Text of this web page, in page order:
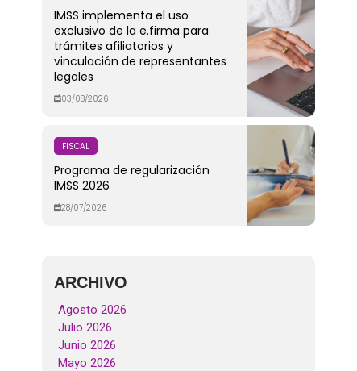
IMSS implementa el uso
exclusivo de la e.firma para
trámites afiliatorios y
vinculación de representantes
legales
03/08/2026
FISCAL
Programa de regularización
IMSS 2026
28/07/2026
ARCHIVO
Agosto 2026
Julio 2026
Junio 2026
Mayo 2026